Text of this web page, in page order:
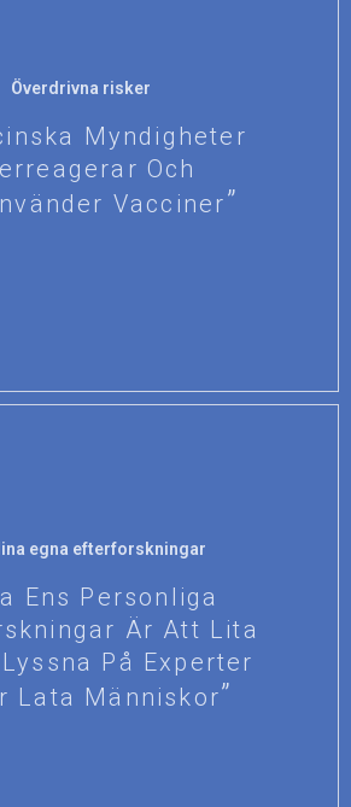
Överdrivna risker
Myndigheter
Och
Vacciner
egna efterforskningar
Ens Personliga
Är Att Lita
På Experter
Lata Människor